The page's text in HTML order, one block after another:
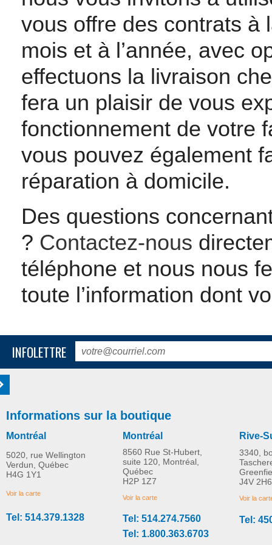
vous offre des contrats à
mois et à l’année, avec
effectuons la livraison
fera un plaisir de vous
fonctionnement de votre
vous pouvez également
réparation à domicile.
Des questions
? Contactez-nous
téléphone et nous nous
toute l’information dont
INFOLETTRE
Informations sur la boutique
Montréal
5020, rue Wellington
Verdun, Québec
H4G 1Y1
Voir la carte
Tel: 514.379.1328
Montréal
8560 Rue St-Hubert,
suite 120, Montréal,
Québec
H2P 1Z7
Voir la carte
Tel: 514.274.7560
Tel: 1.800.363.6703
Rive-
3340,
J4V 2H6
Voir la
Tel: